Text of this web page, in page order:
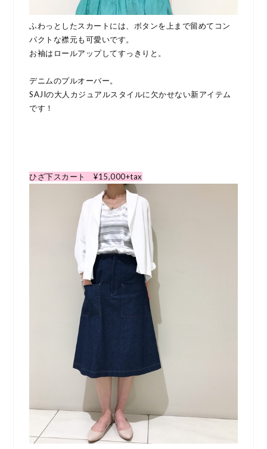
ふわっとしたスカートには、ボタンを上まで留めてコン
パクトな襟元も可愛いです。
お袖はロールアップしてすっきりと。
デニムのプルオーバー。
SAJIの大人カジュアルスタイルに欠かせない新アイテム
です！
ひざ下スカート ¥15,000+tax